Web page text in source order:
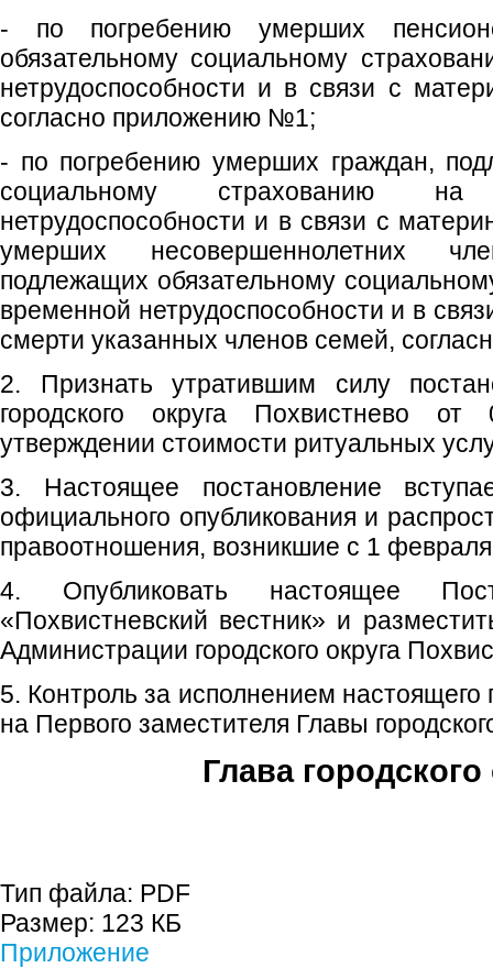
- по погребению умерших
обязательному социальному
нетрудоспособности и в связи с
согласно приложению №1;
- по погребению умерших граждан,
социальному страхованию
нетрудоспособности и в связи с
умерших несовершеннолетних
подлежащих обязательному
временной нетрудоспособности и в
смерти указанных членов семей,
2. Признать утратившим силу
городского округа Похвистнево
утверждении стоимости ритуальных
3. Настоящее постановление
официального опубликования и
правоотношения, возникшие с 1
4. Опубликовать настоящее
«Похвистневский вестник» и
Администрации городского округа
5. Контроль за исполнением настоящего
на Первого заместителя Главы
Глава городского
Тип файла: PDF
Размер: 123 КБ
Приложение